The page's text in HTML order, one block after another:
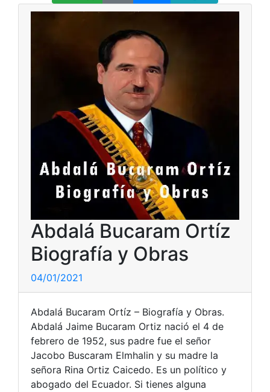
Abdalá Bucaram Ortíz
Biografía y Obras
04/01/2021
Abdalá Bucaram Ortíz – Biografía y Obras.
Abdalá Jaime Bucaram Ortiz nació el 4 de
febrero de 1952, sus padre fue el señor
Jacobo Buscaram Elmhalin y su madre la
señora Rina Ortiz Caicedo. Es un político y
abogado del Ecuador. Si tienes alguna